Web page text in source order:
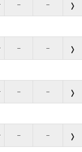
– –
– –
– –
– –